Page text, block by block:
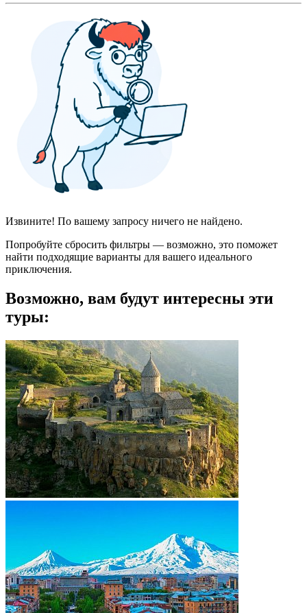
Извините! По вашему запросу ничего не найдено.
Попробуйте сбросить фильтры — возможно, это поможет
найти подходящие варианты для вашего идеального
приключения.
Возможно, вам будут интересны эти
туры: